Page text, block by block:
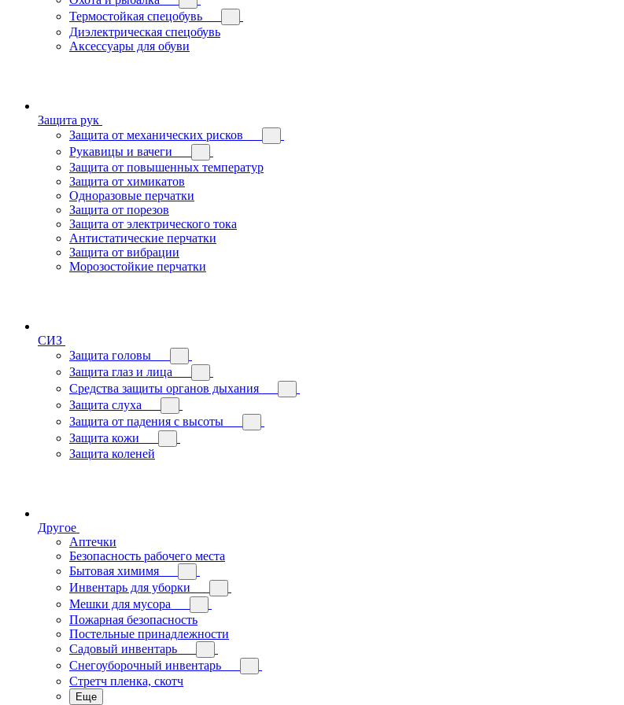
Термостойкая спецобувь
Диэлектрическая спецобувь
Аксессуары для обуви
Защита рук
Защита от механических рисков
Рукавицы и вачеги
Защита от повышенных температур
Защита от химикатов
Одноразовые перчатки
Защита от порезов
Защита от электрического тока
Антистатические перчатки
Защита от вибрации
Морозостойкие перчатки
СИЗ
Защита головы
Защита глаз и лица
Средства защиты органов дыхания
Защита слуха
Защита от падения с высоты
Защита кожи
Защита коленей
Другое
Аптечки
Безопасность рабочего места
Бытовая химимя
Инвентарь для уборки
Мешки для мусора
Пожарная безопасность
Постельные принадлежности
Садовый инвентарь
Снегоуборочный инвентарь
Стретч пленка, скотч
Еще